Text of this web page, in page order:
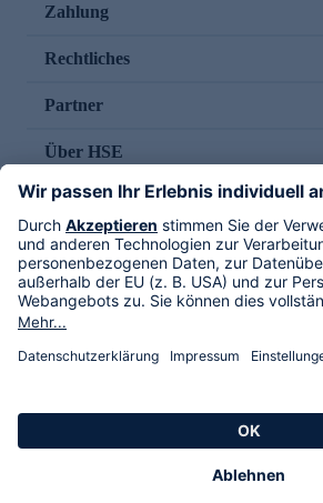
Zahlung
Rechtliches
Partner
Über HSE
Im TV
HSE International